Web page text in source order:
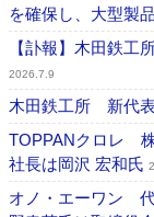
を確保し、大型製
【訃報】木田鉄
2026.7.9
木田鉄工所 新代
TOPPANクロレ
社長は岡沢 宏和氏
オノ・エーワン